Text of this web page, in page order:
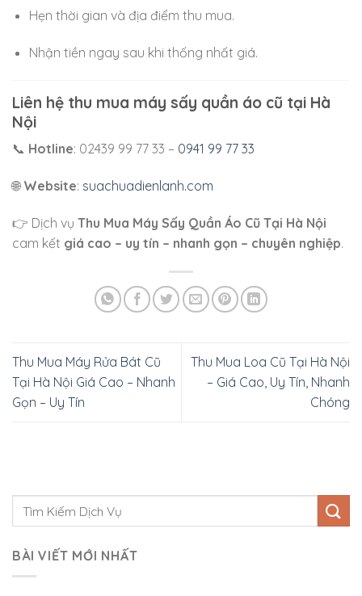
Hẹn thời gian và địa điểm thu mua.
Nhận tiền ngay sau khi thống nhất giá.
Liên hệ thu mua máy sấy quần áo cũ tại Hà
Nội
📞 Hotline: 02439 99 77 33 – 0941 99 77 33
🌐 Website: suachuadienlanh.com
👉 Dịch vụ Thu Mua Máy Sấy Quần Áo Cũ Tại Hà Nội
cam kết giá cao – uy tín – nhanh gọn – chuyên nghiệp.
Thu Mua Máy Rửa Bát Cũ
Tại Hà Nội Giá Cao – Nhanh
Gọn – Uy Tín
Thu Mua Loa Cũ Tại Hà Nội
– Giá Cao, Uy Tín, Nhanh
Chóng
BÀI VIẾT MỚI NHẤT